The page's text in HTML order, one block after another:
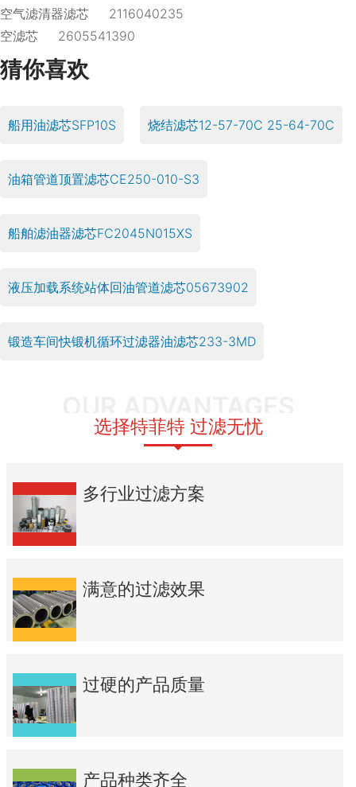
空气滤清器滤芯 2116040235
空滤芯 2605541390
猜你喜欢
船用油滤芯SFP10S 烧结滤芯12-57-70C 25-64-70C
油箱管道顶置滤芯CE250-010-S3
船舶滤油器滤芯FC2045N015XS
液压加载系统站体回油管道滤芯05673902
锻造车间快锻机循环过滤器油滤芯233-3MD
选择特菲特 过滤无忧
多行业过滤方案
满意的过滤效果
过硬的产品质量
产品种类齐全